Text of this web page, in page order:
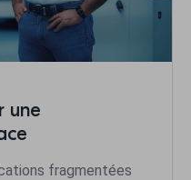
une
fragmentées